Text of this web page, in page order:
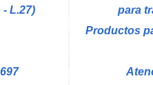
L.27)
para
Productos